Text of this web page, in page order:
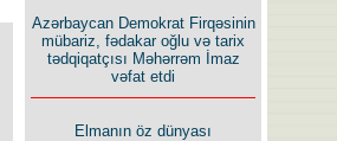
Azərbaycan Demokrat Firqəsinin
mübariz, fədakar oğlu və tarix
tədqiqatçısı Məhərrəm İmaz
vəfat etdi
Elmanın öz dünyası